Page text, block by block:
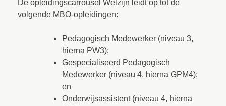
De opleidingscarrousel Welzijn leidt op tot de
volgende MBO-opleidingen:
Pedagogisch Medewerker (niveau 3,
hierna PW3);
Gespecialiseerd Pedagogisch
Medewerker (niveau 4, hierna GPM4);
en
Onderwijsassistent (niveau 4, hierna